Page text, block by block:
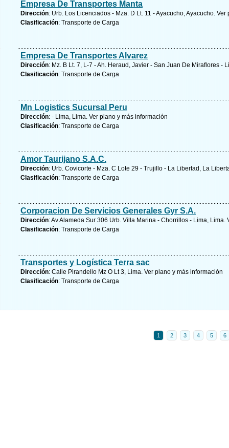
Empresa De Transportes Manta
Dirección: Urb. Los Licenciados - Mza. D Lt. 11 - Ayacucho, Ayacucho. Ver
Clasificación: Transporte de Carga
Empresa De Transportes Alvarez
Dirección: Mz. B Lt. 7, L-7 - Ah. Heraud, Javier - San Juan De Miraflores -
Clasificación: Transporte de Carga
Mn Logistics Sucursal Peru
Dirección: - Lima, Lima. Ver plano y más información
Clasificación: Transporte de Carga
Amor Taurijano S.A.C.
Dirección: Urb. Covicorte - Mza. C Lote 29 - Trujillo - La Libertad, La
Clasificación: Transporte de Carga
Corporacion De Servicios Generales Gyr S.A.
Dirección: Av Alameda Sur 306 Urb. Villa Marina - Chorrillos - Lima, Lima.
Clasificación: Transporte de Carga
Transportes y Logística Terra sac
Dirección: Calle Pirandello Mz O Lt 3, Lima. Ver plano y más información
Clasificación: Transporte de Carga
1 2 3 4 5 6